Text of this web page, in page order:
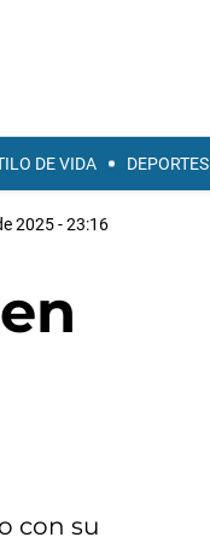
DE VIDA DEPORTES
2025 - 23:16
con su